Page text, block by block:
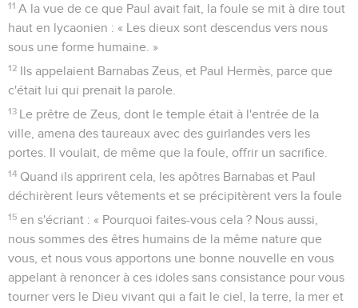
11 A la vue de ce que Paul avait fait, la foule se mit à dire tout
haut en lycaonien : « Les dieux sont descendus vers nous
sous une forme humaine. »
12 Ils appelaient Barnabas Zeus, et Paul Hermès, parce que
c'était lui qui prenait la parole.
13 Le prêtre de Zeus, dont le temple était à l'entrée de la
ville, amena des taureaux avec des guirlandes vers les
portes. Il voulait, de même que la foule, offrir un sacrifice.
14 Quand ils apprirent cela, les apôtres Barnabas et Paul
déchirèrent leurs vêtements et se précipitèrent vers la foule
15 en s'écriant : « Pourquoi faites-vous cela ? Nous aussi,
nous sommes des êtres humains de la même nature que
vous, et nous vous apportons une bonne nouvelle en vous
appelant à renoncer à ces idoles sans consistance pour vous
tourner vers le Dieu vivant qui a fait le ciel, la terre, la mer et